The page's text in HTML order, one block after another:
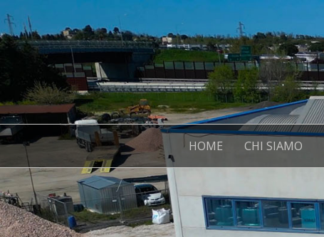
HOME CHI SIAMO